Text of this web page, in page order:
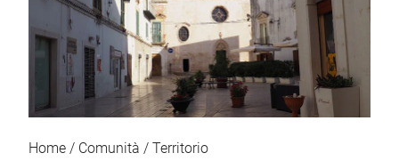
Home Comunità Territorio